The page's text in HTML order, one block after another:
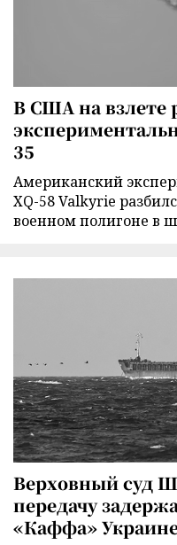
В США на взлете
35
Американский
XQ-58 Valkyrie
военном полигоне в
Верховный суд
передачу
«Каффа»